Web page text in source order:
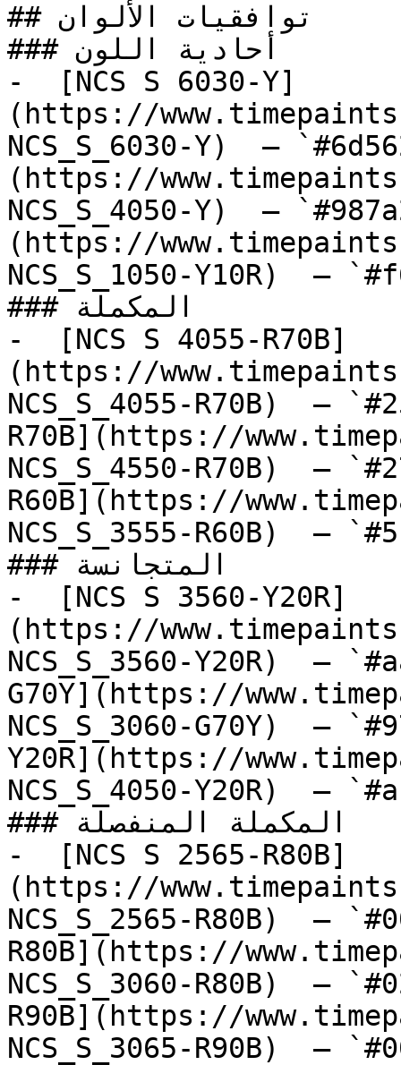
## توافقيات الألوان
### أحادية اللون
-  [NCS S 6030-Y]
(https://
NCS_S_6030-Y)  —
(https://
NCS_S_4050-Y)  —
(https://
NCS_S_1050-Y10R)  —
### المكملة
-  [NCS S 4055-R70B]
(https://
NCS_S_4055-R70B)  —
R70B](https://
NCS_S_4550-R70B)  —
R60B](https://
NCS_S_3555-R60B)  —
### المتجانسة
-  [NCS S 3560-Y20R]
(https://
NCS_S_3560-Y20R)  —
G70Y](https://
NCS_S_3060-G70Y)  —
Y20R](https://
NCS_S_4050-Y20R)  —
### المكملة المنفصلة
-  [NCS S 2565-R80B]
(https://
NCS_S_2565-R80B)  —
R80B](https://
NCS_S_3060-R80B)  —
R90B](https://
NCS_S_3065-R90B)  —